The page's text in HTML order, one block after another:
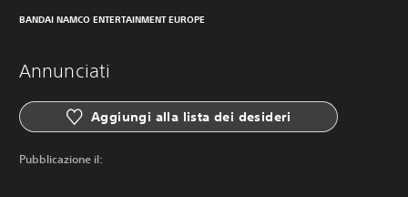
BANDAI NAMCO ENTERTAINMENT EUROPE
Annunciati
Aggiungi alla lista dei desideri
Pubblicazione il: